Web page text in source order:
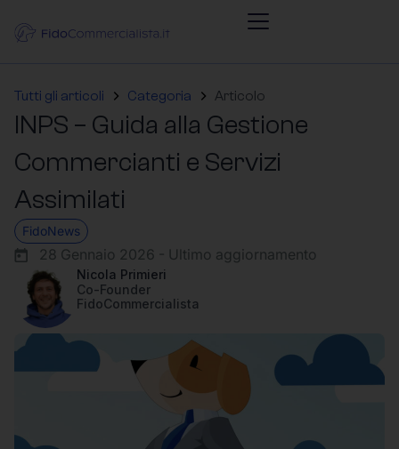
Tutti gli articoli Categoria Articolo
INPS – Guida alla Gestione
Commercianti e Servizi
Assimilati
FidoNews
28 Gennaio 2026 - Ultimo aggiornamento
Nicola Primieri
Co-Founder
FidoCommercialista